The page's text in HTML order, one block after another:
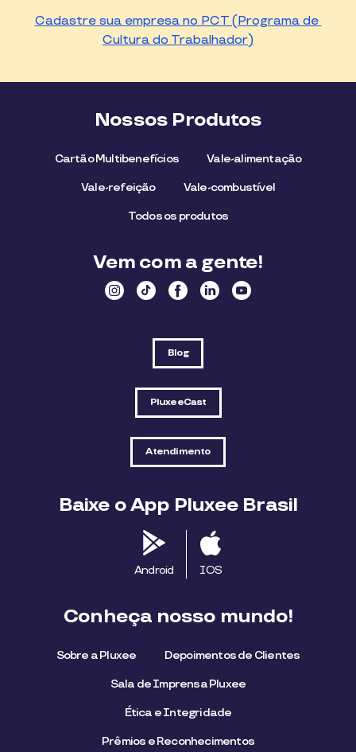
Cadastre sua empresa no PCT (Programa de
Cultura do Trabalhador)
Nossos Produtos
Cartão Multibenefícios Vale-alimentação
Vale-refeição Vale-combustível
Todos os produtos
Vem com a gente!
Blog
PluxeeCast
Atendimento
Baixe o App Pluxee Brasil
Android IOS
Conheça nosso mundo!
Sobre a Pluxee Depoimentos de Clientes
Sala de Imprensa Pluxee
Ética e Integridade
Prêmios e Reconhecimentos